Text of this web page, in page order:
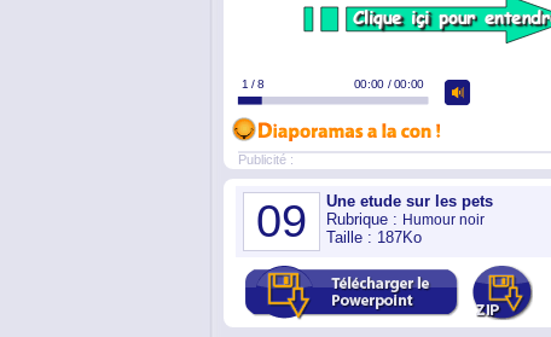
Publicité :
09
Une etude sur les pets
Rubrique : Humour noir
Taille : 187Ko